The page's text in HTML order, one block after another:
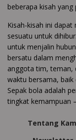
beberapa kisah
Kisah-kisah ini
sesuatu untuk
untuk menjalin
bersatu dalam
anggota tim, teman,
waktu bersama,
Sepak bola adalah
tingkat kemampuan
Tentang